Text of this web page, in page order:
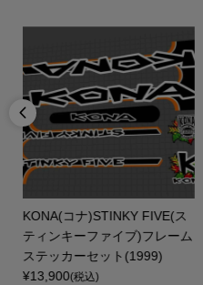

KONA(コナ)STINKY FIVE(ス
ティンキーファイブ)フレーム
ステッカーセット(1999)
¥13,900(税込)